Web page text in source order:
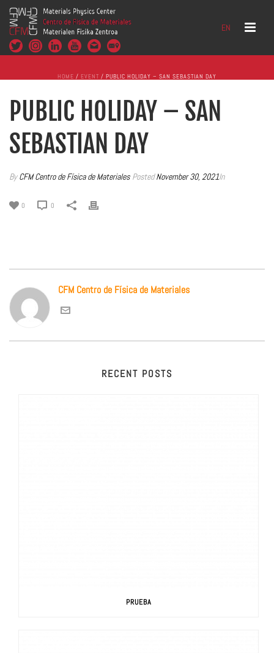
EN
HOME / EVENT / PUBLIC HOLIDAY – SAN SEBASTIAN DAY
PUBLIC HOLIDAY – SAN
SEBASTIAN DAY
ByCFM Centro de Física de Materiales PostedNovember 30, 2021In
0 0
CFM Centro de Física de Materiales
RECENT POSTS
PRUEBA